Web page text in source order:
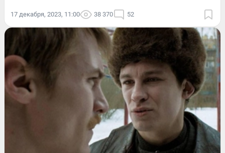
17 декабря, 2023, 11:00 38 370 52